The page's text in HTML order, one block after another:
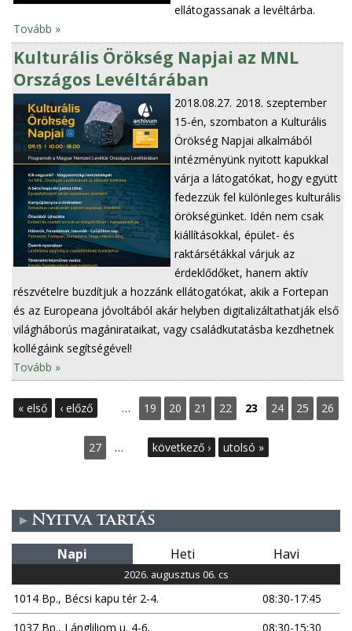
ellátogassanak a levéltárba.
Tovább »
Kulturális Örökség Napjai az MNL
Országos Levéltárában
2018.08.27. 2018. szeptember
15-én, szombaton a Kulturális
Örökség Napjai alkalmából
intézményünk nyitott kapukkal
várja a látogatókat, hogy együtt
fedezzük fel különleges kulturális
örökségünket. Idén nem csak
kiállításokkal, épület- és
raktársétákkal várjuk az
érdeklődőket, hanem aktív
részvételre buzdítjuk a hozzánk ellátogatókat, akik a Fortepan
és az Europeana jóvoltából akár helyben digitalizáltathatják első
világháborús magánirataikat, vagy családkutatásba kezdhetnek
kollégáink segítségével!
Tovább »
O
l
a
k
« első ‹ előző … 19 20 21 22 23 24 25 26
27 … következő › utolsó »
Nyitva tartás
Napi Heti Havi
2026. augusztus 06. cs
1014 Bp., Bécsi kapu tér 2-4.
08:30-17:45
1037 Bp., Lángliliom u. 4-6.
08:30-15:30